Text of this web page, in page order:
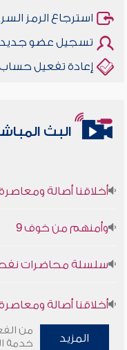
استرجاع الرمز
تسجيل عضو جديد
إعادة تفعيل
البث
أخلاقنا أصالة ومعاصرة
وأمنهم من خوف 9
سلسلة محاضرات نفحات
أخلاقنا أصالة ومعاصرة
وأمنهم من خوف 9
المزيد
من
خدمة